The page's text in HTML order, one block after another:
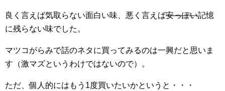
良く言えば気取らない面白い味、悪く言えば安っぽい記憶
に残らない味でした。
マツコがらみで話のネタに買ってみるのは一興だと思いま
す（激マズというわけではないので）。
ただ、個人的にはもう1度買いたいかというと・・・